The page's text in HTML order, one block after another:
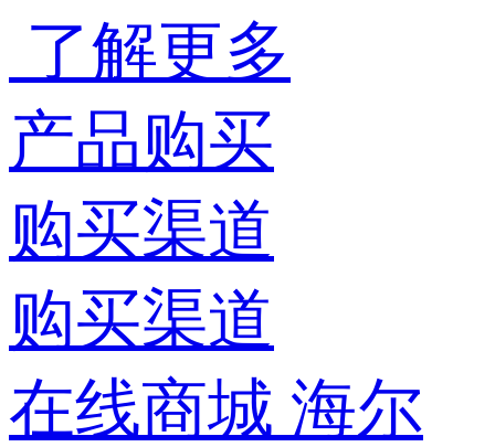
了解更多
产品购买
购买渠道
购买渠道
在线商城 海尔